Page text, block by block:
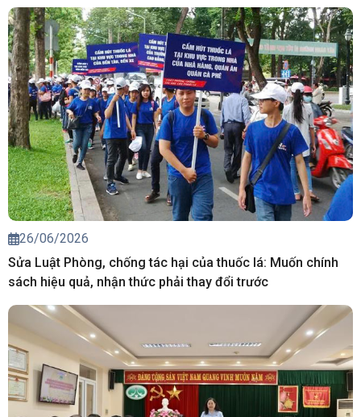
26/06/2026
Sửa Luật Phòng, chống tác hại của thuốc lá: Muốn chính
sách hiệu quả, nhận thức phải thay đổi trước